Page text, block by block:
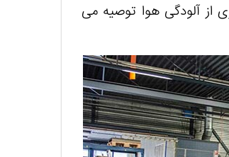
از آلودگی هوا توصیه می